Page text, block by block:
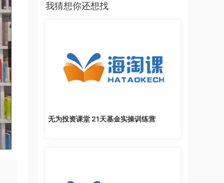
我猜想你还想找
无为投资课堂 21天基金实操训练营